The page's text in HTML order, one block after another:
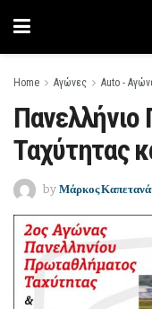
Home Αγώνες Auto -
Ταχύτητας
by Μάρκος